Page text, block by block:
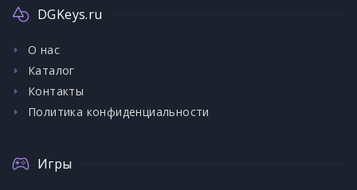
DGKeys.ru
О нас
Каталог
Контакты
Политика конфиденциальности
Игры